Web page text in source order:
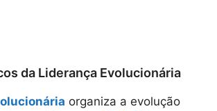
da Liderança Evolucionária
organiza a evolução